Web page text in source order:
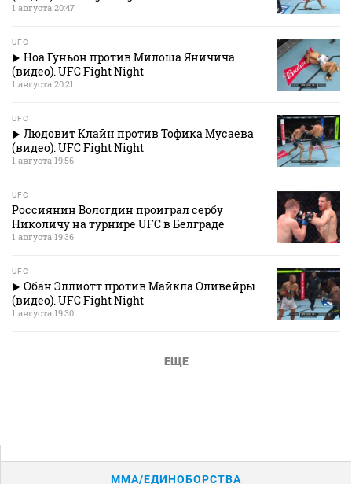
1 августа 20:47
UFC
Ноа Гуньон против Милоша Яничича
(видео). UFC Fight Night
1 августа 20:21
UFC
Людовит Клайн против Тофика Мусаева
(видео). UFC Fight Night
1 августа 19:56
UFC
Россиянин Вологдин проиграл сербу
Николичу на турнире UFC в Белграде
1 августа 19:36
UFC
Обан Эллиотт против Майкла Оливейры
(видео). UFC Fight Night
1 августа 19:30
ЕЩЕ
MMA/ЕДИНОБОРСТВА